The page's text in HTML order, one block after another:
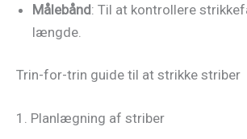
Målebånd: Til at kontrollere
længde.
Trin-for-trin guide til at strikke striber
1. Planlægning af striber